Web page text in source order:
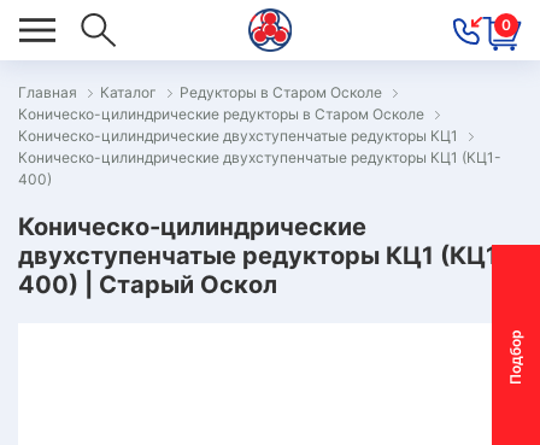
0
П
о
д
б
о
р
м
о
т
о
р
-
р
е
д
у
к
т
о
р
Главная Каталог
Редукторы в Старом Осколе
Коническо-цилиндрические редукторы в Старом Осколе
Коническо-цилиндрические двухступенчатые редукторы КЦ1
Коническо-цилиндрические двухступенчатые редукторы КЦ1 (КЦ1-
400)
Коническо-цилиндрические
двухступенчатые редукторы КЦ1 (КЦ1-
400) | Старый Оскол